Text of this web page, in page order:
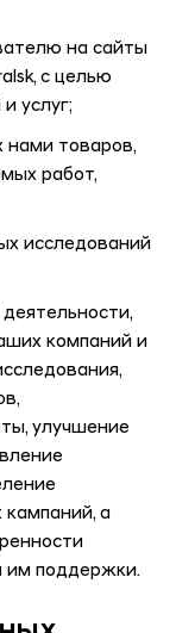
на сайты
, с целью
услуг;
нами товаров,
работ,
исследований
компаний и
улучшение
а
им поддержки.